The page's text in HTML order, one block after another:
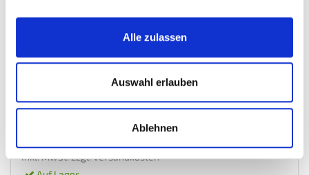
Alle zulassen
Auswahl erlauben
Ablehnen
Schraubstock 200 mm. drehbar - Drehteller - mit...
Inkl. MwSt. zzgl.Versandkosten